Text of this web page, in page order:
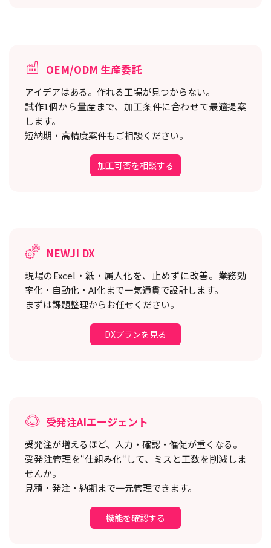
OEM/ODM 生産委託
アイデアはある。作れる工場が見つからない。
試作1個から量産まで、加工条件に合わせて最適提案
します。
短納期・高精度案件もご相談ください。
加工可否を相談する
NEWJI DX
現場のExcel・紙・属人化を、止めずに改善。 業務効
率化・自動化・AI化まで一気通貫で設計します。
まずは課題整理からお任せください。
DXプランを見る
受発注AIエージェント
受発注が増えるほど、入力・確認・催促が重くなる。
受発注管理を“仕組み化“して、ミスと工数を削減しま
せんか。
見積・発注・納期まで一元管理できます。
機能を確認する